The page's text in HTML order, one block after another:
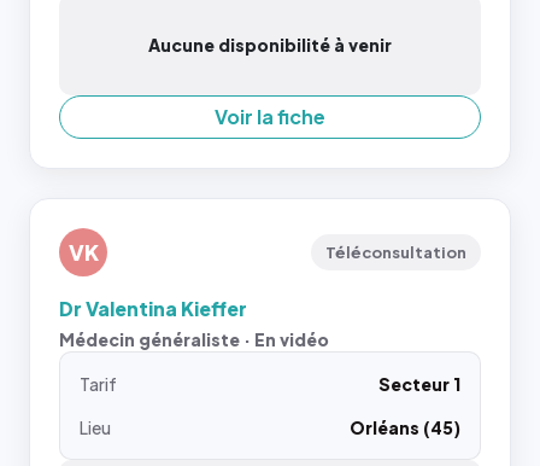
Aucune disponibilité à venir
Voir la fiche
VK Téléconsultation
Dr Valentina Kieffer
Médecin généraliste · En vidéo
Tarif
Secteur 1
Lieu
Orléans (45)